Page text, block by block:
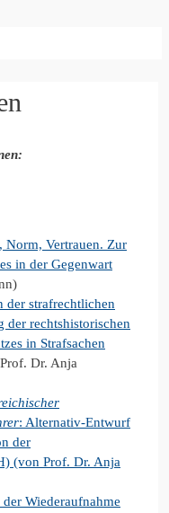
Norm, Vertrauen. Zur
in der Gegenwart
der strafrechtlichen
der rechtshistorischen
in Strafsachen
Dr. Anja
: Alternativ-Entwurf
der
(von Prof. Dr. Anja
Wiederaufnahme